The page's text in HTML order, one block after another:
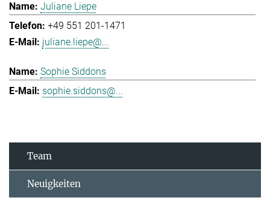
Juliane Liepe
+49 551 201-1471
juliane.liepe@...
Sophie Siddons
sophie.siddons@...
Team
Neuigkeiten